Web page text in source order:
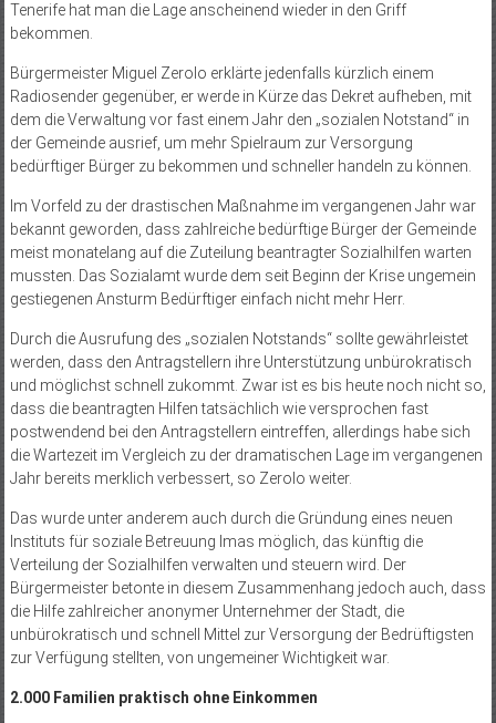
Tenerife hat man die Lage anscheinend wieder in den Griff
bekommen.
Bürgermeister Miguel Zerolo erklärte jedenfalls kürzlich einem
Radiosender gegenüber, er werde in Kürze das Dekret aufheben, mit
dem die Verwaltung vor fast einem Jahr den „sozialen Notstand“ in
der Gemeinde ausrief, um mehr Spielraum zur Versorgung
bedürftiger Bürger zu bekommen und schneller handeln zu können.
Im Vorfeld zu der drastischen Maßnahme im vergangenen Jahr war
bekannt geworden, dass zahlreiche bedürftige Bürger der Gemeinde
meist monatelang auf die Zuteilung beantragter Sozialhilfen warten
mussten. Das Sozialamt wurde dem seit Beginn der Krise ungemein
gestiegenen Ansturm Bedürftiger einfach nicht mehr Herr.
Durch die Ausrufung des „sozialen Notstands“ sollte gewährleistet
werden, dass den Antragstellern ihre Unterstützung unbürokratisch
und möglichst schnell zukommt. Zwar ist es bis heute noch nicht so,
dass die beantragten Hilfen tatsächlich wie versprochen fast
postwendend bei den Antragstellern eintreffen, allerdings habe sich
die Wartezeit im Vergleich zu der dramatischen Lage im vergangenen
Jahr bereits merklich verbessert, so Zerolo weiter.
Das wurde unter anderem auch durch die Gründung eines neuen
Instituts für soziale Betreuung Imas möglich, das künftig die
Verteilung der Sozialhilfen verwalten und steuern wird. Der
Bürgermeister betonte in diesem Zusammenhang jedoch auch, dass
die Hilfe zahlreicher anonymer Unternehmer der Stadt, die
unbürokratisch und schnell Mittel zur Versorgung der Bedrüftigsten
zur Verfügung stellten, von ungemeiner Wichtigkeit war.
2.000 Familien praktisch ohne Einkommen